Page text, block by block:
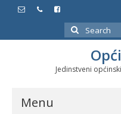
Search
for:
Jedinstveni
Menu